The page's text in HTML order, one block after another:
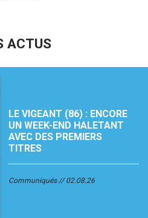
ACTUS
LE VIGEANT (86) : ENCORE
UN WEEK-END HALETANT
AVEC DES PREMIERS
TITRES
Communiqués 02.08.26